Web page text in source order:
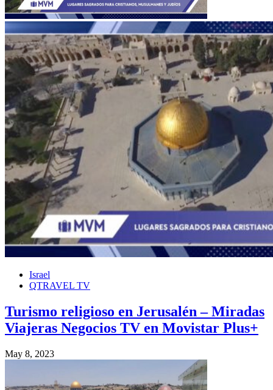
Israel
QTRAVEL TV
Turismo religioso en Jerusalén – Miradas
Viajeras Negocios TV en Movistar Plus+
May 8, 2023